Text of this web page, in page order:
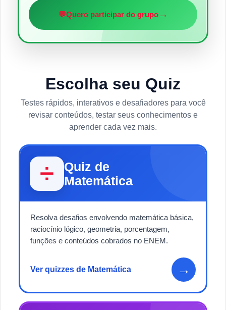
💬Quero participar do grupo→
Escolha seu Quiz
Testes rápidos, interativos e desafiadores para você
revisar conteúdos, testar seus conhecimentos e
aprender cada vez mais.
➗
Quiz de
Matemática
Resolva desafios envolvendo matemática básica,
raciocínio lógico, geometria, porcentagem,
funções e conteúdos cobrados no ENEM.
Ver quizzes de Matemática →